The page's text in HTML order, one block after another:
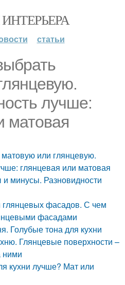
статьи
лучше:
матовая
или глянцевую.
глянцевая или матовая
минусы. Разновидности
фасадов. С чем
фасадами
Голубые тона для кухни
Глянцевые поверхности –
ними
кухни лучше? Мат или